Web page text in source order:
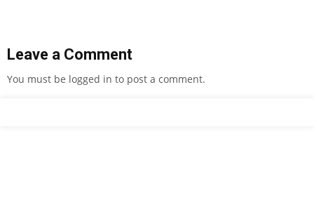
Leave a Comment
You must be logged in to post a comment.